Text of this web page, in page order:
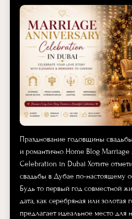
Празднование годовщины
и романтично Home Blog
Celebration in Dubai Хотите
свадьбы в Дубае по-настоящему
Будь то первый год совместной
дата, как серебряная или золотая
предлагает идеальное место для